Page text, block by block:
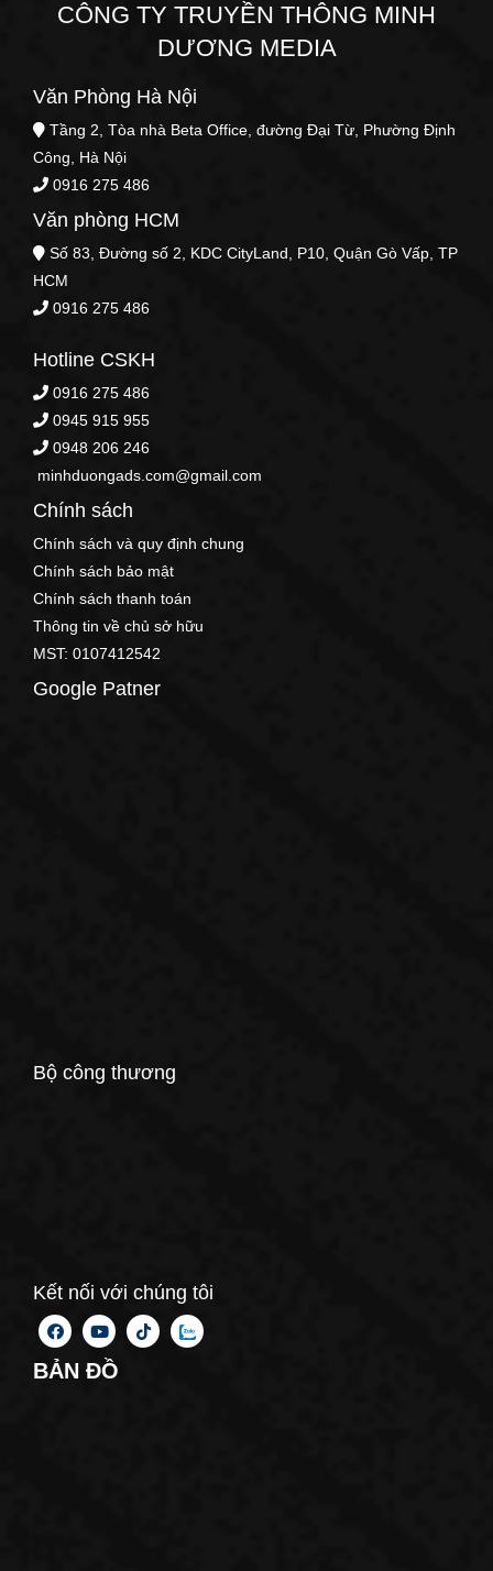
CÔNG TY TRUYỀN THÔNG MINH
DƯƠNG MEDIA
Văn Phòng Hà Nội
Tầng 2, Tòa nhà Beta Office, đường Đại Từ, Phường Định
Công, Hà Nội
0916 275 486
Văn phòng HCM
Số 83, Đường số 2, KDC CityLand, P10, Quận Gò Vấp, TP
HCM
0916 275 486
Hotline CSKH
0916 275 486
0945 915 955
0948 206 246
minhduongads.com@gmail.com
Chính sách
Chính sách và quy định chung
Chính sách bảo mật
Chính sách thanh toán
Thông tin về chủ sở hữu
MST: 0107412542
Google Patner
Bộ công thương
Kết nối với chúng tôi
BẢN ĐỒ